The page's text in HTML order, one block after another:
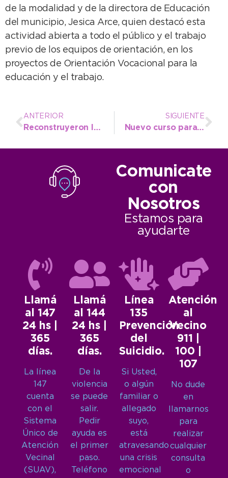
de la modalidad y de la directora de Educación
del municipio, Jesica Arce, quien destacó esta
actividad abierta a todo el público y el trabajo
previo de los equipos de orientación, en los
proyectos de Orientación Vocacional para la
educación y el trabajo.
ANTERIOR
Reconstruyeron los juegos de la plazoleta de Pinolandia y Av. 2
SIGUIENTE
Nuevo curso para emprendedores sobre Gestión de Costos
Comunicate
con
Nosotros
Estamos para
ayudarte
Llamá
al 147
24 hs |
365
días.
La línea
147
cuenta
con el
Sistema
Único de
Atención
Vecinal
(SUAV),
Llamá
al 144
24 hs |
365
días.
De la
violencia
se puede
salir.
Pedir
ayuda es
el primer
paso.
Teléfono
Línea
135
Prevención
del
Suicidio.
Si Usted,
o algún
familiar o
allegado
suyo,
está
atravesando
una crisis
emocional
Atención
al
Vecino
911 |
100 |
107
No dude
en
llamarnos
para
realizar
cualquier
consulta
o